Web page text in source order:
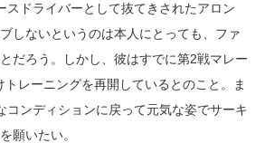
スドライバーとして抜てきされたアロン
しないというのは本人にとっても、ファ
だろう。しかし、彼はすでに第2戦マレー
レーニングを再開しているとのこと。ま
コンディションに戻って元気な姿でサーキ
願いたい。